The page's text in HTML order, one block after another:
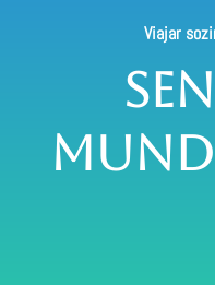
Viajar